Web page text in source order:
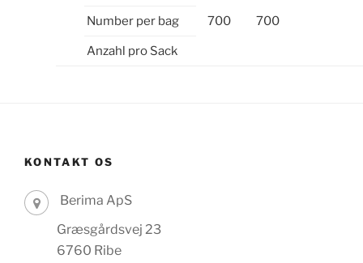
700 700
Number per bag
Anzahl pro Sack
KONTAKT OS
Berima ApS
Græsgårdsvej 23
6760 Ribe